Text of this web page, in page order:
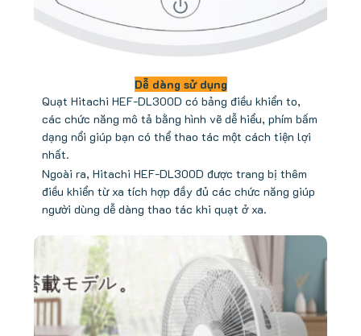
Dễ dàng sử dụng
Quạt Hitachi HEF-DL300D có bảng điều khiển to,
các chức năng mô tả bằng hình vẽ dễ hiểu, phím bấm
dạng nổi giúp bạn có thể thao tác một cách tiện lợi
nhất.
Ngoài ra, Hitachi HEF-DL300D được trang bị thêm
điều khiển từ xa tích hợp đầy đủ các chức năng giúp
người dùng dễ dàng thao tác khi quạt ở xa.